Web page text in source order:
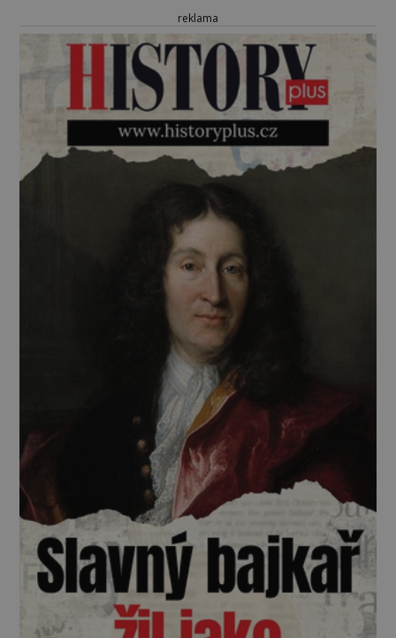
reklama